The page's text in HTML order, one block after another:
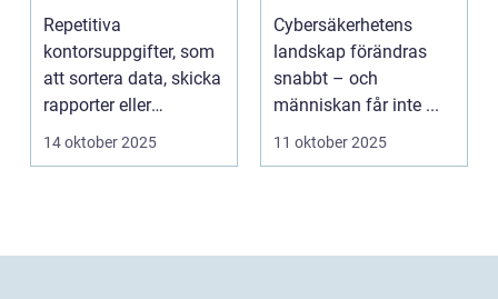
från skript till
avancerad
programvara
Repetitiva
kontorsuppgifter, som
att sortera data, skicka
rapporter eller
uppdatera dokument,
14 oktober 2025
cybersäkerhetens
nya vaktmästare
Cybersäkerhetens
landskap förändras
snabbt – och
människan får inte ...
11 oktober 2025